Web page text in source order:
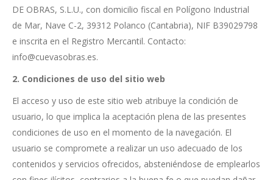
DE OBRAS, S.L.U., con domicilio fiscal en Polígono Industrial
de Mar, Nave C-2, 39312 Polanco (Cantabria), NIF B39029798
e inscrita en el Registro Mercantil. Contacto:
info@cuevasobras.es.
2. Condiciones de uso del sitio web
El acceso y uso de este sitio web atribuye la condición de
usuario, lo que implica la aceptación plena de las presentes
condiciones de uso en el momento de la navegación. El
usuario se compromete a realizar un uso adecuado de los
contenidos y servicios ofrecidos, absteniéndose de emplearlos